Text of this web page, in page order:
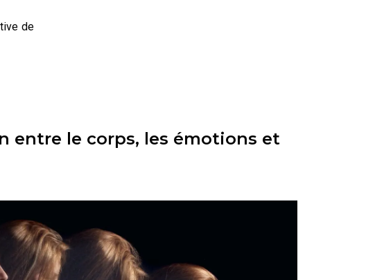
de
entre le corps, les émotions et